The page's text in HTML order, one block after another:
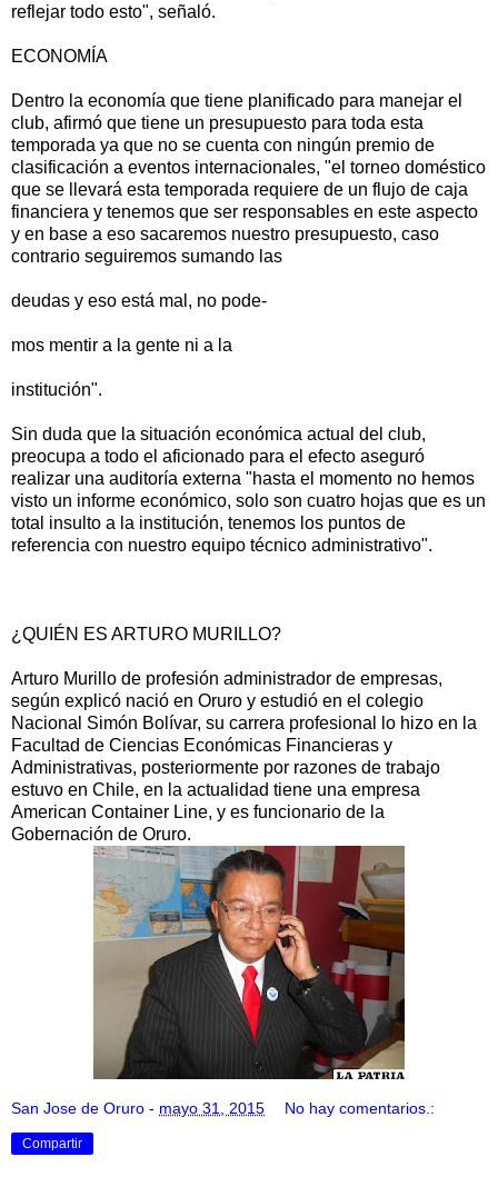
reflejar todo esto", señaló.
ECONOMÍA
Dentro la economía que tiene planificado para manejar el
club, afirmó que tiene un presupuesto para toda esta
temporada ya que no se cuenta con ningún premio de
clasificación a eventos internacionales, "el torneo doméstico
que se llevará esta temporada requiere de un flujo de caja
financiera y tenemos que ser responsables en este aspecto
y en base a eso sacaremos nuestro presupuesto, caso
contrario seguiremos sumando las
deudas y eso está mal, no pode-
mos mentir a la gente ni a la
institución".
Sin duda que la situación económica actual del club,
preocupa a todo el aficionado para el efecto aseguró
realizar una auditoría externa "hasta el momento no hemos
visto un informe económico, solo son cuatro hojas que es un
total insulto a la institución, tenemos los puntos de
referencia con nuestro equipo técnico administrativo".
¿QUIÉN ES ARTURO MURILLO?
Arturo Murillo de profesión administrador de empresas,
según explicó nació en Oruro y estudió en el colegio
Nacional Simón Bolívar, su carrera profesional lo hizo en la
Facultad de Ciencias Económicas Financieras y
Administrativas, posteriormente por razones de trabajo
estuvo en Chile, en la actualidad tiene una empresa
American Container Line, y es funcionario de la
Gobernación de Oruro.
San Jose de Oruro - mayo 31, 2015 No hay comentarios.:
Compartir